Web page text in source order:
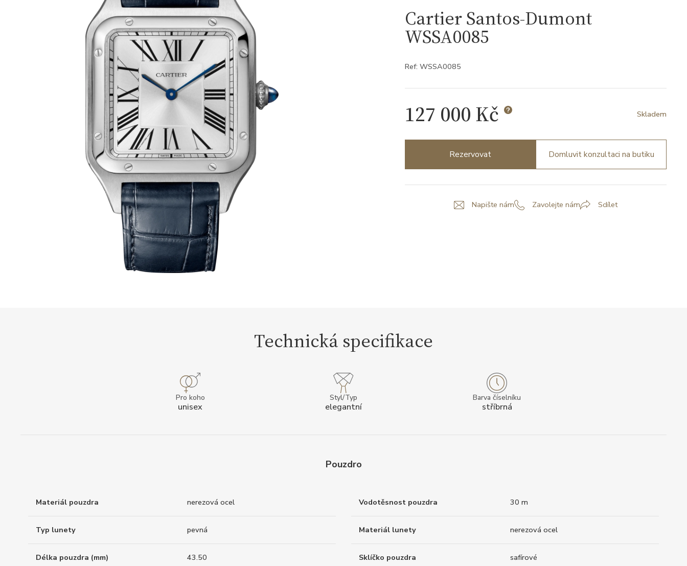
Cartier Santos-Dumont
WSSA0085
Ref: WSSA0085
127 000 Kč Skladem
Rezervovat Domluvit konzultaci na butiku
Napište nám Zavolejte nám Sdílet
Technická specifikace
Pro koho
unisex
Styl/Typ
elegantní
Barva číselníku
stříbrná
Pouzdro
Materiál pouzdra nerezová ocel Vodotěsnost pouzdra 30 m
Typ lunety pevná Materiál lunety nerezová ocel
Délka pouzdra (mm) 43.50 Sklíčko pouzdra safírové